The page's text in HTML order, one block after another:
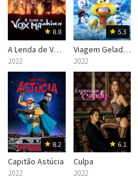
8.8
A Lenda de Vox Machina
2022
5.3
Viagem Gelada: O Resgate do Urso Polar
2022
8.2
Capitão Astúcia
2022
6.1
Culpa
2022